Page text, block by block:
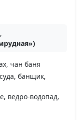
чан баня
банщик,
ведро-водопад,